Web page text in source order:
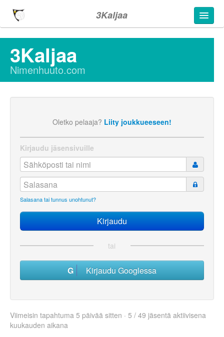
3Kaljaa
3Kaljaa
Nimenhuuto.com
Oletko pelaaja? Liity joukkueeseen!
Kirjaudu jäsensivuille
Salasana tai tunnus unohtunut?
tai
Kirjaudu Googlessa
Viimeisin tapahtuma 5 päivää sitten · 5 / 49 jäsentä aktiivisena
kuukauden aikana